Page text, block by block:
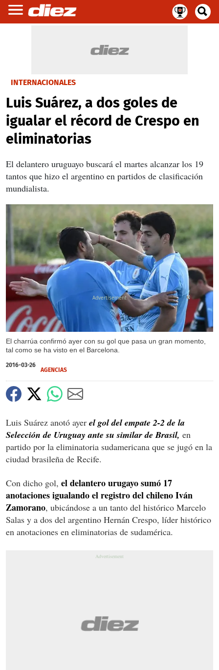
INTERNACIONALES
Luis Suárez, a dos goles de
igualar el récord de Crespo en
eliminatorias
El delantero uruguayo buscará el martes alcanzar los 19
tantos que hizo el argentino en partidos de clasificación
mundialista.
El charrúa confirmó ayer con su gol que pasa un gran momento,
tal como se ha visto en el Barcelona.
X
2016-03-26
AGENCIAS
Luis Suárez anotó ayer el gol del empate 2-2 de la
Selección de Uruguay ante su similar de Brasil, en
partido por la eliminatoria sudamericana que se jugó en la
ciudad brasileña de Recife.
Con dicho gol, el delantero urugayo sumó 17
anotaciones igualando el registro del chileno Iván
Zamorano, ubicándose a un tanto del histórico Marcelo
Salas y a dos del argentino Hernán Crespo, líder histórico
en anotaciones en eliminatorias de sudamérica.